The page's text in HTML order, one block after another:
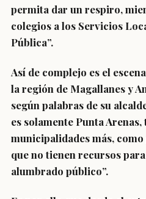
permita dar un respiro,
colegios a los Servicios
Pública”.
Así de complejo es el
la región de Magallanes y
según palabras de su
es solamente Punta
municipalidades más,
que no tienen recursos
alumbrado público”.